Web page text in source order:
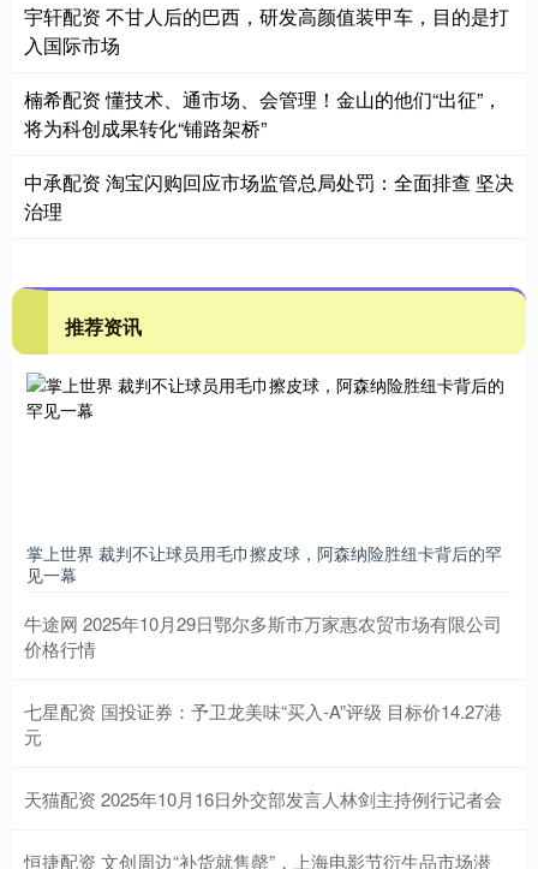
宇轩配资 不甘人后的巴西，研发高颜值装甲车，目的是打
入国际市场
楠希配资 懂技术、通市场、会管理！金山的他们“出征”，
将为科创成果转化“铺路架桥”
中承配资 淘宝闪购回应市场监管总局处罚：全面排查 坚决
治理
推荐资讯
掌上世界 裁判不让球员用毛巾擦皮球，阿森纳险胜纽卡背后的罕
见一幕
牛途网 2025年10月29日鄂尔多斯市万家惠农贸市场有限公司
价格行情
七星配资 国投证券：予卫龙美味“买入-A”评级 目标价14.27港
元
天猫配资 2025年10月16日外交部发言人林剑主持例行记者会
恒捷配资 文创周边“补货就售罄”，上海电影节衍生品市场潜